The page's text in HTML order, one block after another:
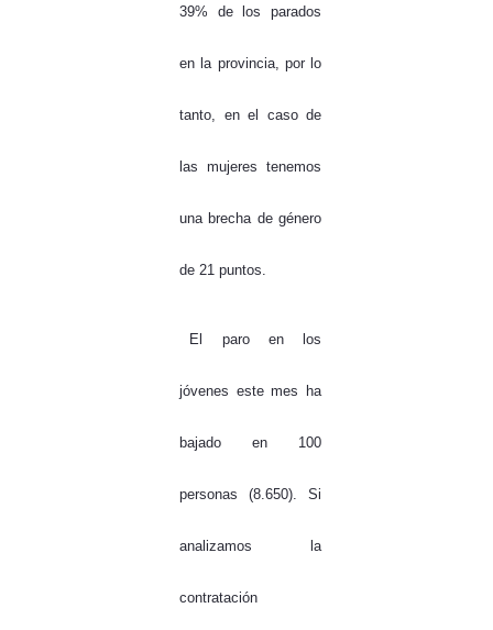
39% de los parados
en la provincia, por lo
tanto, en el caso de
las mujeres tenemos
una brecha de género
de 21 puntos.
El paro en los
jóvenes este mes ha
bajado en 100
personas (8.650). Si
analizamos la
contratación